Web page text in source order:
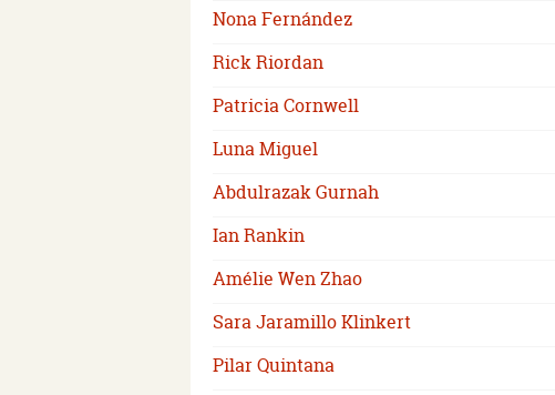
Nona Fernández
Rick Riordan
Patricia Cornwell
Luna Miguel
Abdulrazak Gurnah
Ian Rankin
Amélie Wen Zhao
Sara Jaramillo Klinkert
Pilar Quintana